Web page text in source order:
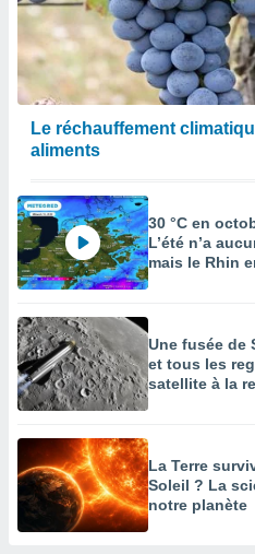
Le réchauffement
aliments
30 °C en
L’été n’a
mais le Rhin
Une fusée de
et tous les
satellite à la
La Terre
Soleil ? La
notre planète